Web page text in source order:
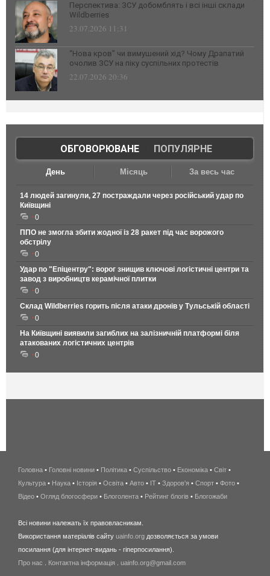
Перспектива: ЗСУ добомблять і всі інші склади
Wildberries
23.07.2026 11:31
“Нова кров” чи вимушений хід? Чому Драпатий
очолив ЗСУ на піку суспільних протестів
22.07.2026 20:36
ОБГОВОРЮВАНЕ| ПОПУЛЯРНЕ
День Місяць За весь час
14 людей загинули, 27 постраждали через російський удар по
Київщині
0
ППО не змогла збити жодної із 28 ракет під час ворожого
обстрілу
0
Удар по "Епіцентру": ворог знищив ключові логістичні центри та
завод з виробництв керамічної плитки
0
Склад Wildberries горить після атаки дронів у Тульській області
0
На Київщині виявили загиблих на залізничній платформі біля
атакованих логістичних центрів
0
беспроводной
интернет
киев
wimax
в
Головна • Головні новини • Політика • Суспільство • Економіка • Світ •
Культура • Наука • Історія • Освіта • Авто • IT • Здоров'я • Спорт • Фото •
Відео • Огляд блогосфери • Блоголента • Рейтинг блогів • Блогожаби
Всі новини належать їх правовласникам.
Використання матеріалів сайту uainfo.org дозволяється за умови
посилання (для інтернет-видань - гіперпосилання).
Про нас
Контактна інформація uainfo.org@gmail.com